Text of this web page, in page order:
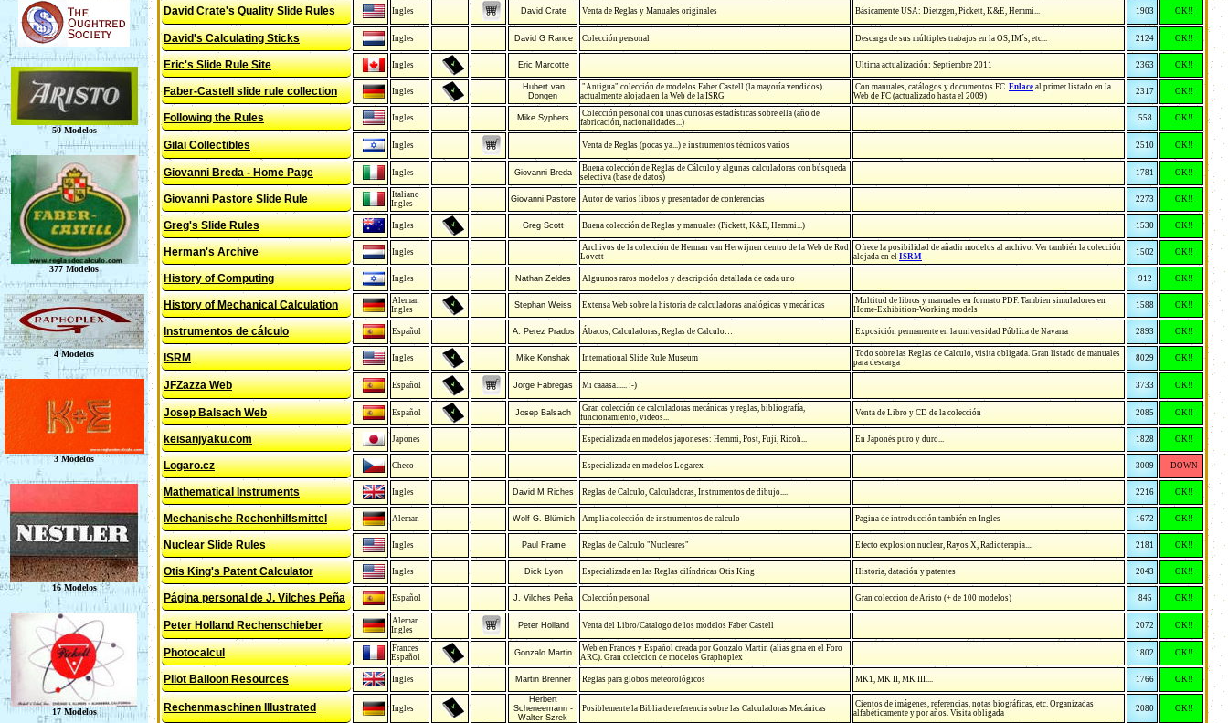
David Crate's Quality Slide Rules Ingles David Crate Venta de Reglas y Manuales originales Básicamente USA: Dietzgen, Pickett, K&E, Hemmi... 1903 OK!!
David's Calculating Sticks Ingles David G Rance Colección personal Descarga de sus múltiples trabajos en la OS, IM´s, etc... 2124 OK!!
Eric's Slide Rule Site Ingles Eric Marcotte Ultima actualización: Septiembre 2011 2363 OK!!
Faber-Castell slide rule collection Ingles
Hubert van
Dongen
"Antigua" colección de modelos Faber Castell (la mayoría vendidos)
actualmente alojada en la Web de la ISRG
Con manuales, catálogos y documentos FC. Enlace al primer listado en la
Web de FC (actualizado hasta el 2009)
2317 OK!!
Following the Rules Ingles Mike Syphers
Colección personal con unas curiosas estadísticas sobre ella (año de
fabricación, nacionalidades...)
558 OK!!
Gilai Collectibles Ingles Venta de Reglas (pocas ya...) e instrumentos técnicos varios 2510 OK!!
Giovanni Breda - Home Page Ingles Giovanni Breda
Buena colección de Reglas de Cálculo y algunas calculadoras con búsqueda
selectiva (base de datos)
1781 OK!!
Giovanni Pastore Slide Rule
Italiano
Ingles
Giovanni Pastore Autor de varios libros y presentador de conferencias 2273 OK!!
Greg's Slide Rules Ingles Greg Scott Buena colección de Reglas y manuales (Pickett, K&E, Hemmi...) 1530 OK!!
Herman's Archive Ingles
Archivos de la colección de Herman van Herwijnen dentro de la Web de Rod
Lovett
Ofrece la posibilidad de añadir modelos al archivo. Ver también la colección
alojada en el ISRM 1502 OK!!
History of Computing Ingles Nathan Zeldes Alguunos raros modelos y descripción detallada de cada uno 912 OK!!
History of Mechanical Calculation
Aleman
Ingles
Stephan Weiss Extensa Web sobre la historia de calculadoras analógicas y mecánicas
Multitud de libros y manuales en formato PDF. Tambien simuladores en
Home-Exhibition-Working models
1588 OK!!
Instrumentos de cálculo Español A. Perez Prados Ábacos, Calculadoras, Reglas de Calculo… Exposición permanente en la universidad Pública de Navarra 2893 OK!!
ISRM Ingles Mike Konshak International Slide Rule Museum
Todo sobre las Reglas de Calculo, visita obligada. Gran listado de manuales
para descarga
8029 OK!!
JFZazza Web Español Jorge Fabregas Mi caaasa...... :-) 3733 OK!!
Josep Balsach Web Español Josep Balsach
Gran colección de calculadoras mecánicas y reglas, bibliografía,
funcionamiento, videos...
Venta de Libro y CD de la colección 2085 OK!!
keisanjyaku.com Japones Especializada en modelos japoneses: Hemmi, Post, Fuji, Ricoh... En Japonés puro y duro... 1828 OK!!
Logaro.cz Checo Especializada en modelos Logarex 3009 DOWN
Mathematical Instruments Ingles David M Riches Reglas de Calculo, Calculadoras, Instrumentos de dibujo.... 2216 OK!!
Mechanische Rechenhilfsmittel Aleman Wolf-G. Blümich Amplia colección de instrumentos de calculo Pagina de introducción también en Ingles 1672 OK!!
Nuclear Slide Rules Ingles Paul Frame Reglas de Calculo "Nucleares" Efecto explosion nuclear, Rayos X, Radioterapia.... 2181 OK!!
Otis King's Patent Calculator Ingles Dick Lyon Especializada en las Reglas cilíndricas Otis King Historia, datación y patentes 2043 OK!!
Página personal de J. Vilches Peña Español J. Vilches Peña Colección personal Gran coleccion de Aristo (+ de 100 modelos) 845 OK!!
Peter Holland Rechenschieber
Aleman
Ingles
Peter Holland Venta del Libro/Catalogo de los modelos Faber Castell 2072 OK!!
Photocalcul
Frances
Español
Gonzalo Martin
Web en Frances y Español creada por Gonzalo Martin (alias gma en el Foro
ARC). Gran coleccion de modelos Graphoplex
1802 OK!!
Pilot Balloon Resources Ingles Martin Brenner Reglas para globos meteorológicos MK1, MK II, MK III.... 1766 OK!!
Rechenmaschinen Illustrated Ingles
Herbert
Scheneemann -
Walter Szrek
Posiblemente la Biblia de referencia sobre las Calculadoras Mecánicas
Cientos de imágenes, referencias, notas biográficas, etc. Organizadas
alfabéticamente y por años. Visita obligada
2080 OK!!